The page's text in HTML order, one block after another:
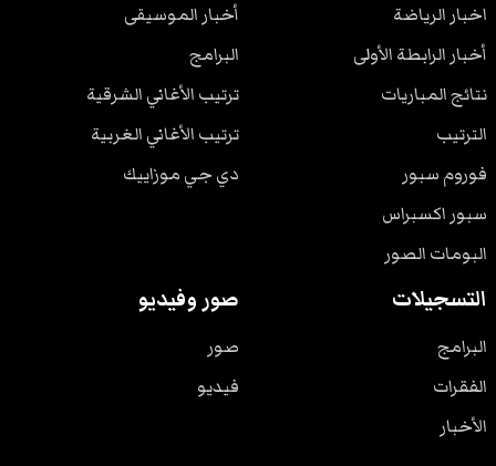
اخبار الرياضة
أخبار الرابطة الأولى
نتائج المباريات
الترتيب
فوروم سبور
سبور اكسبراس
البومات الصور
أخبار الموسيقى
البرامج
ترتيب الأغاني الشرقية
ترتيب الأغاني الغربية
دي جي موزاييك
التسجيلات
البرامج
الفقرات
الأخبار
صور وفيديو
صور
فيديو